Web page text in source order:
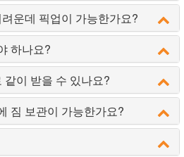
운데 픽업이 가능한가요?
하나요?
이 받을 수 있나요?
짐 보관이 가능한가요?